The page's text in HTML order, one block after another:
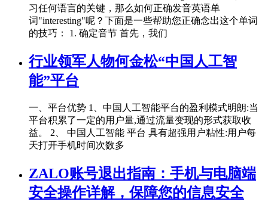
习任何语言的关键，那么如何正确发音英语单
词"interesting"呢？下面是一些帮助您正确念出这个单词
的技巧： 1. 确定音节 首先，我们
行业领军人物何金松“中国人工智
能”平台
一、平台优势 1、中国人工智能平台的盈利模式明朗:当
平台积累了一定的用户量,通过流量变现的形式获取收
益。 2、 中国人工智能 平台 具有超强用户粘性:用户每
天打开手机时间次数多
ZALO账号退出指南：手机与电脑端
安全操作详解，保障您的信息安全